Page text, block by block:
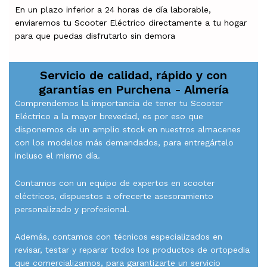
En un plazo inferior a 24 horas de día laborable,
enviaremos tu Scooter Eléctrico directamente a tu hogar
para que puedas disfrutarlo sin demora
Servicio de calidad, rápido y con
garantías en Purchena - Almería
Comprendemos la importancia de tener tu Scooter
Eléctrico a la mayor brevedad, es por eso que
disponemos de un amplio stock en nuestros almacenes
con los modelos más demandados, para entregártelo
incluso el mismo día.
Contamos con un equipo de expertos en scooter
eléctricos, dispuestos a ofrecerte asesoramiento
personalizado y profesional.
Además, contamos con técnicos especializados en
revisar, testar y reparar todos los productos de ortopedia
que comercializamos, para garantizarte un servicio